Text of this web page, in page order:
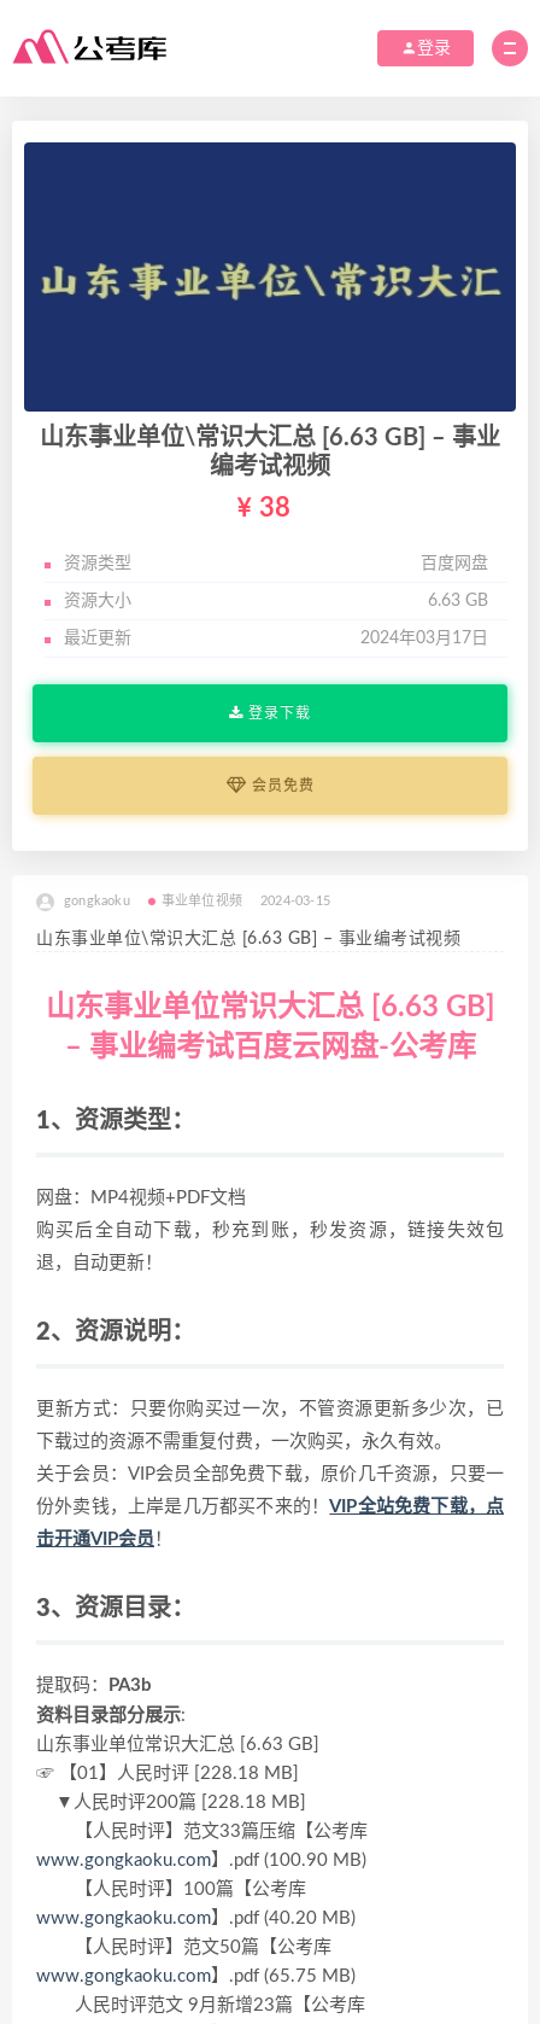
登录
山东事业单位\常识大汇总 [6.63 GB] – 事业
编考试视频
38
资源类型 百度网盘
资源大小 6.63 GB
最近更新 2024年03月17日
登录下载
会员免费
gongkaoku 事业单位视频 2024-03-15
山东事业单位\常识大汇总 [6.63 GB] – 事业编考试视频
山东事业单位常识大汇总 [6.63 GB]
– 事业编考试百度云网盘-公考库
1、资源类型：
网盘：MP4视频+PDF文档
购买后全自动下载，秒充到账，秒发资源，链接失效包
退，自动更新！
2、资源说明：
更新方式：只要你购买过一次，不管资源更新多少次，已
下载过的资源不需重复付费，一次购买，永久有效。
关于会员：VIP会员全部免费下载，原价几千资源，只要一
份外卖钱，上岸是几万都买不来的！VIP全站免费下载，点
击开通VIP会员 ！
3、资源目录：
提取码：
PA3b
资料目录部分展示:
山东事业单位常识大汇总 [6.63 GB]
☞ 【01】人民时评 [228.18 MB]
▼人民时评200篇 [228.18 MB]
【人民时评】范文33篇压缩【公考库
www.gongkaoku.com】.pdf (100.90 MB)
【人民时评】100篇【公考库
www.gongkaoku.com】.pdf (40.20 MB)
【人民时评】范文50篇【公考库
www.gongkaoku.com】.pdf (65.75 MB)
人民时评范文 9月新增23篇【公考库